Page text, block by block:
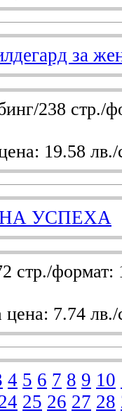
за
238 стр./
19.58 лв./
УСПЕХА
стр./
7.74 лв./
4 5 6 7 8 9 10
25 26 27 28